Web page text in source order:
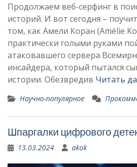
Продолжаем веб-серфинг в
историй. И вот сегодня –
том, как Амели Коран (Amélie
практически голыми руками
атаковавшего сервера
инсайдера, который пытался
истории. Обезвредив Читать
Научно-популярное
Шпаргалки цифрового
13.03.2024 akok